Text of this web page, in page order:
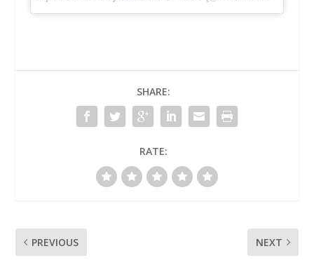
SHARE:
RATE:
PREVIOUS NEXT